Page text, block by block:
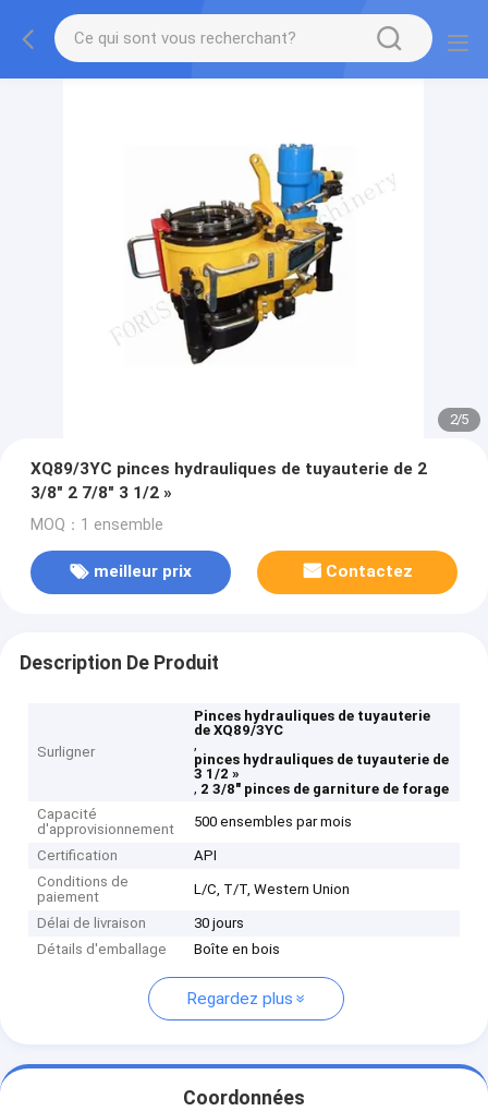
2/5
XQ89/3YC pinces hydrauliques de tuyauterie de 2
3/8" 2 7/8" 3 1/2 »
MOQ：1 ensemble
meilleur prix Contactez
Description De Produit
Surligner
Pinces hydrauliques de tuyauterie
de XQ89/3YC
,
pinces hydrauliques de tuyauterie de
3 1/2 »
, 2 3/8" pinces de garniture de forage
Capacité
d'approvisionnement
500 ensembles par mois
Certification
API
Conditions de
paiement
L/C, T/T, Western Union
Délai de livraison
30 jours
Détails d'emballage
Boîte en bois
Regardez plus
Coordonnées